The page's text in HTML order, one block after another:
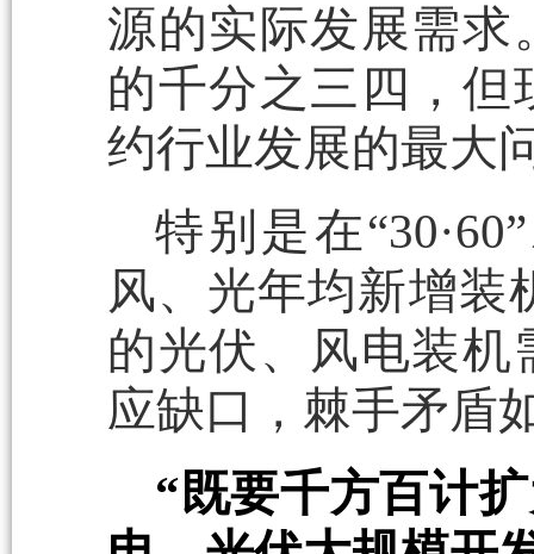
源的实际发展需求
的千分之三四，
约行业发展的最大
特别是在
风、光年均新增装
的光伏、风电装
应缺口，棘手矛盾
“既要千方百计